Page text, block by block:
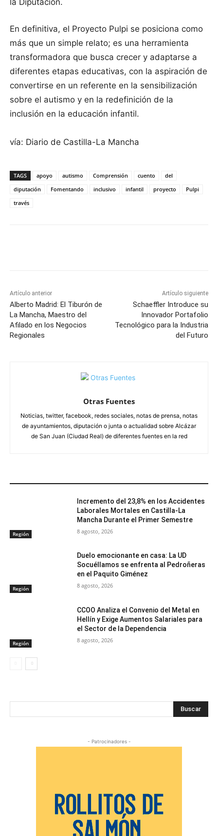
En definitiva, el Proyecto Pulpi se posiciona como
más que un simple relato; es una herramienta
transformadora que busca crecer y adaptarse a
diferentes etapas educativas, con la aspiración de
convertirse en un referente en la sensibilización
sobre el autismo y en la redefinición de la
inclusión en la educación infantil.
vía: Diario de Castilla-La Mancha
TAGS apoyo autismo Comprensión cuento
del
diputación
Fomentando inclusivo infantil proyecto
Pulpi
través
Artículo anterior
Alberto Madrid: El Tiburón de
La Mancha, Maestro del
Afilado en los Negocios
Regionales
Artículo siguiente
Schaeffler Introduce su
Innovador Portafolio
Tecnológico para la Industria
del Futuro
Otras Fuentes
Noticias, twitter, facebook, redes sociales, notas de prensa, notas
de ayuntamientos, diputación o junta o actualidad sobre Alcázar
de San Juan (Ciudad Real) de diferentes fuentes en la red
Región
Incremento del 23,8% en los Accidentes
Laborales Mortales en Castilla-La
Mancha Durante el Primer Semestre
8 agosto, 2026
Región
Duelo emocionante en casa: La UD
Socuéllamos se enfrenta al Pedroñeras
en el Paquito Giménez
8 agosto, 2026
Región
CCOO Analiza el Convenio del Metal en
Hellín y Exige Aumentos Salariales para
el Sector de la Dependencia
8 agosto, 2026
Buscar
- Patrocinadores -